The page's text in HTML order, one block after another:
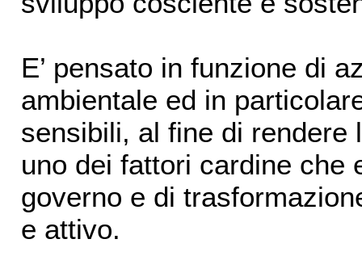
E’ pensato in funzione di
ambientale ed in
sensibili, al fine di rendere
uno dei fattori cardine che
governo e di
e attivo.